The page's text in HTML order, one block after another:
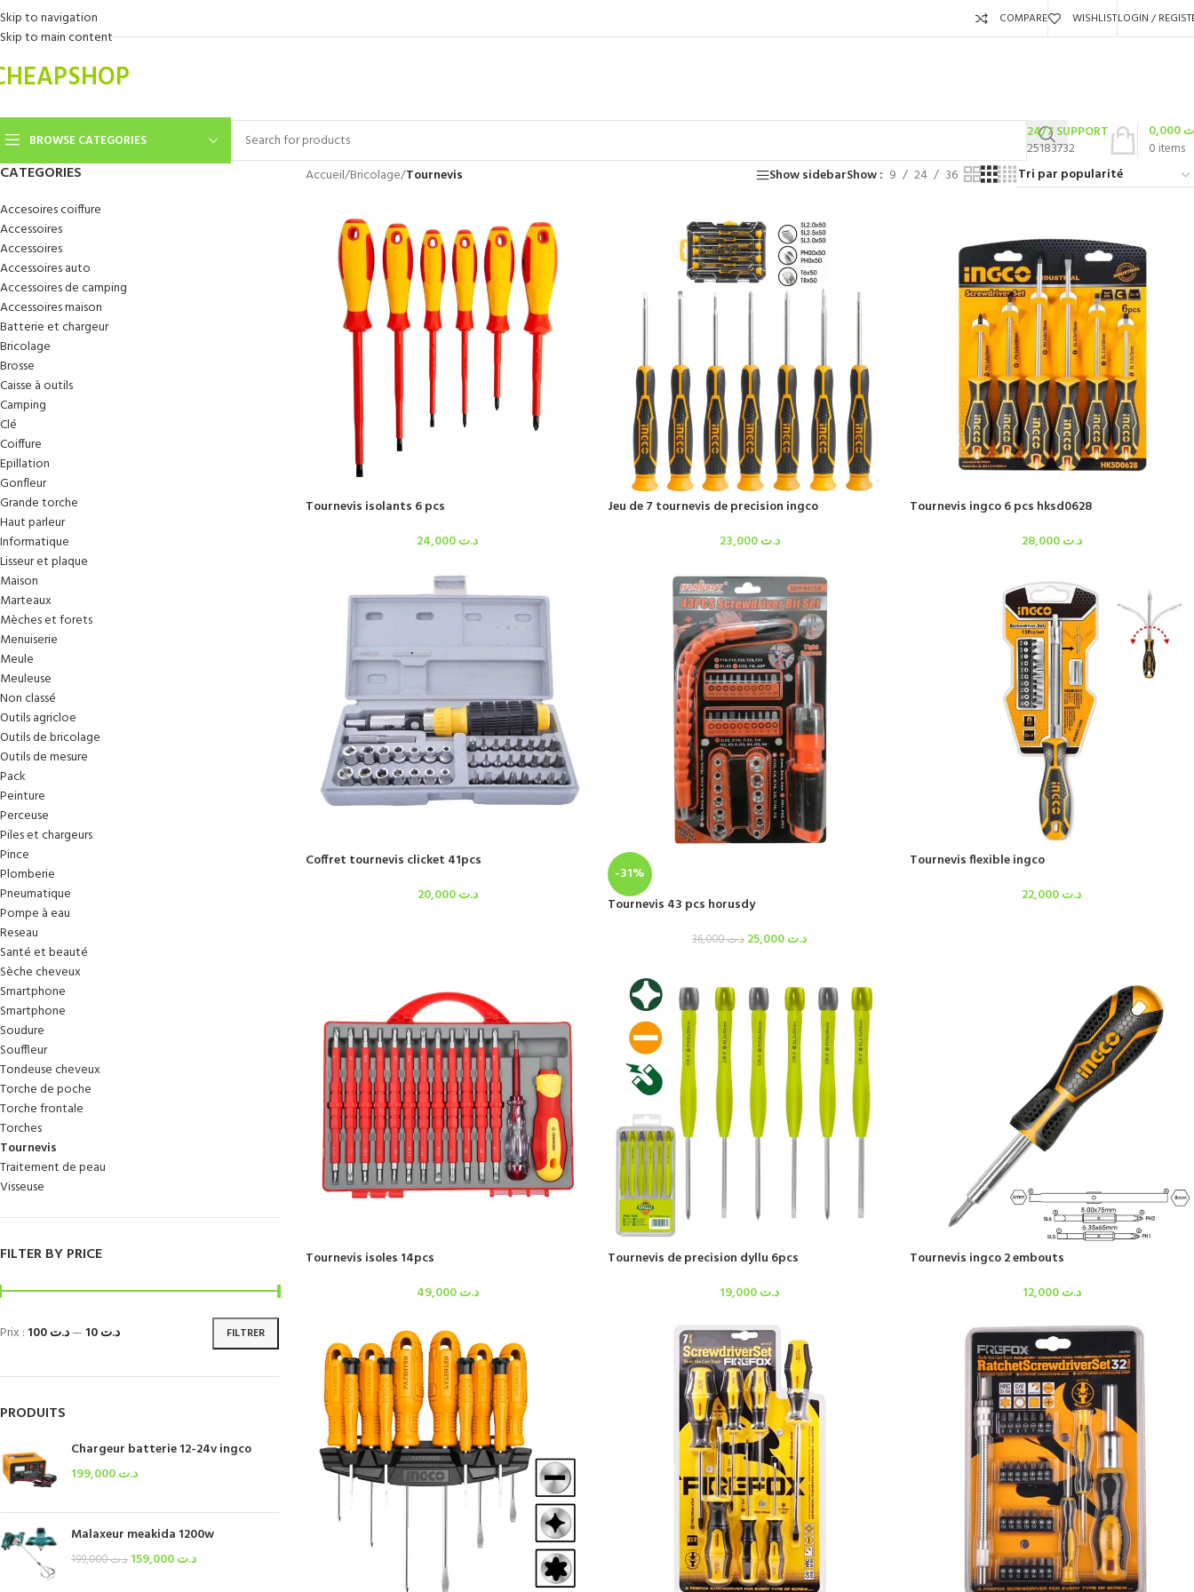
Skip to navigation
Skip to main content
COMPARE WISHLISTLOGIN /
BROWSE CATEGORIES
24/7 SUPPORT
25183732
0 items
CATEGORIES
Accesoires coiffure
Accessoires
Accessoires
Accessoires auto
Accessoires de camping
Accessoires maison
Batterie et chargeur
Bricolage
Brosse
Caisse à outils
Camping
Clé
Coiffure
Epillation
Gonfleur
Grande torche
Haut parleur
Informatique
Lisseur et plaque
Maison
Marteaux
Mèches et forets
Menuiserie
Meule
Meuleuse
Non classé
Outils agricloe
Outils de bricolage
Outils de mesure
Pack
Peinture
Perceuse
Piles et chargeurs
Pince
Plomberie
Pneumatique
Pompe à eau
Reseau
Santé et beauté
Sèche cheveux
Smartphone
Smartphone
Soudure
Souffleur
Tondeuse cheveux
Torche de poche
Torche frontale
Torches
Tournevis
Traitement de peau
Visseuse
FILTER BY PRICE
FILTRER
Prix : د.ت 10 —د.ت 100
PRODUITS
Chargeur batterie 12-24v ingco
د.ت
Malaxeur meakida 1200w
د.ت199,000 د.ت
Accueil/Bricolage/Tournevis Show sidebarShow 9 24 36
Tournevis isolants 6 pcs
د.ت
Jeu de 7 tournevis de precision ingco
د.ت23,000
Tournevis ingco 6 pcs hksd0628
د.ت28,000
Coffret tournevis clicket 41pcs
د.ت20,000
-31%
Tournevis 43 pcs horusdy
د.ت36,000 د.ت
Tournevis flexible ingco
د.ت
Tournevis isoles 14pcs
د.ت49,000
Tournevis de precision dyllu 6pcs
د.ت
Tournevis ingco 2 embouts
د.ت12,000